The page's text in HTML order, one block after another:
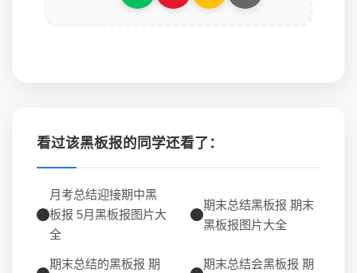
看过该黑板报的同学还看了：
月考总结迎接期中黑
板报 5月黑板报图片大
全
期末总结黑板报 期末
黑板报图片大全
期末总结的黑板报 期
期末总结会黑板报 期